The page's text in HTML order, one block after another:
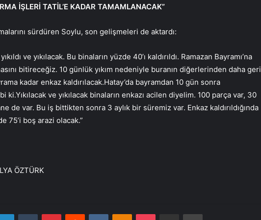
İŞLERİ TATİL’E KADAR TAMAMLANACAK”
sürdüren Soylu, son gelişmeleri de aktardı:
ve yıkılacak. Bu binaların yüzde 40’ı kaldırıldı. Ramazan Bayramı’na
bitireceğiz. 10 günlük yıkım nedeniyle buranın diğerlerinden daha geri
kadar enkaz kaldırılacak.Hatay’da bayramdan 10 gün sonra
ki.Yıkılacak ve yıkılacak binaların enkazı acilen diyelim. 100 parça var, 30
de var. Bu iş bittikten sonra 3 aylık bir süremiz var. Enkaz kaldırıldığında
75’i boş arazi olacak.”
ÖZTÜRK
LinkedInTumblr PinterestReddit VKontakteOdnoklassniki
Pocket E-Posta ile paylaş Yazdır